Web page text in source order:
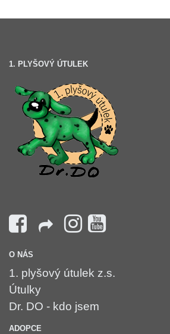
1. PLYŠOVÝ ÚTULEK
O NÁS
1. plyšový útulek z.s.
Útulky
Dr. DO - kdo jsem
ADOPCE